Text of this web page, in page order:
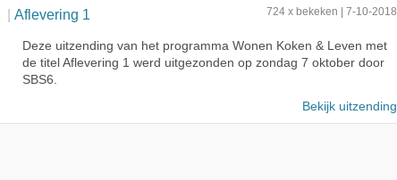
Aflevering 1 724 x bekeken | 7-10-2018
Deze uitzending van het programma Wonen Koken & Leven met
de titel Aflevering 1 werd uitgezonden op zondag 7 oktober door
SBS6.
Bekijk uitzending